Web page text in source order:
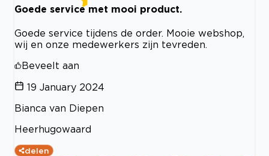
Goede service met mooi product.
Goede service tijdens de order. Mooie webshop,
wij en onze medewerkers zijn tevreden.
Beveelt aan
19 January 2024
Bianca van Diepen
Heerhugowaard
delen